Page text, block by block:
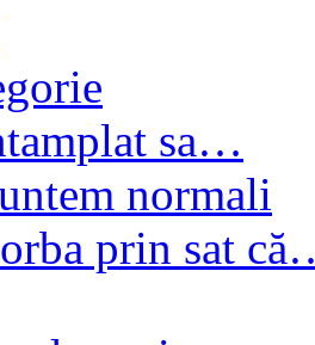
sa…
normali
prin sat